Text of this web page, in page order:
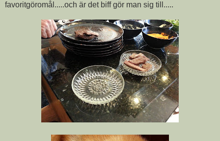
favoritgöromål.....och är det biff gör man sig till.....